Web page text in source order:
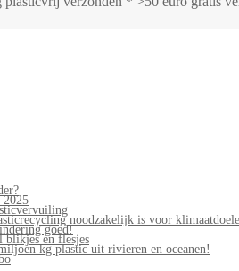
2025
noodzakelijk is voor
goed!
blikjes en flesjes
kg plastic uit rivieren en oceanen!